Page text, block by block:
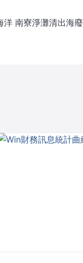
洋 南寮淨灘清出海廢